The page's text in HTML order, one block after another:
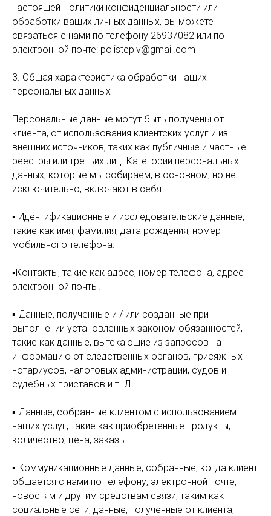
настоящей Политики конфиденциальности или
обработки ваших личных данных, вы можете
связаться с нами по телефону 26937082 или по
электронной почте: polisteplv@gmail.com
3. Общая характеристика обработки наших
персональных данных
Персональные данные могут быть получены от
клиента, от использования клиентских услуг и из
внешних источников, таких как публичные и частные
реестры или третьих лиц. Категории персональных
данных, которые мы собираем, в основном, но не
исключительно, включают в себя:
▪ Идентификационные и исследовательские данные,
такие как имя, фамилия, дата рождения, номер
мобильного телефона.
▪Контакты, такие как адрес, номер телефона, адрес
электронной почты.
▪ Данные, полученные и / или созданные при
выполнении установленных законом обязанностей,
такие как данные, вытекающие из запросов на
информацию от следственных органов, присяжных
нотариусов, налоговых администраций, судов и
судебных приставов и т. Д.
▪ Данные, собранные клиентом с использованием
наших услуг, такие как приобретенные продукты,
количество, цена, заказы.
▪ Коммуникационные данные, собранные, когда клиент
общается с нами по телефону, электронной почте,
новостям и другим средствам связи, таким как
социальные сети, данные, полученные от клиента,